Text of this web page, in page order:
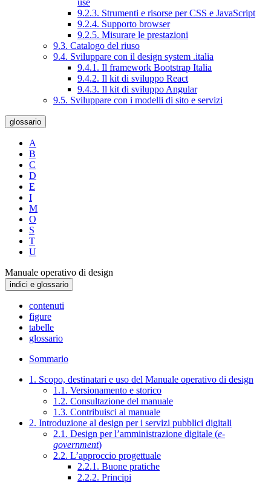
use
9.2.3. Strumenti e risorse per CSS e JavaScript
9.2.4. Supporto browser
9.2.5. Misurare le prestazioni
9.3. Catalogo del riuso
9.4. Sviluppare con il design system .italia
9.4.1. Il framework Bootstrap Italia
9.4.2. Il kit di sviluppo React
9.4.3. Il kit di sviluppo Angular
9.5. Sviluppare con i modelli di sito e servizi
glossario
A
B
C
D
E
I
M
O
S
T
U
Manuale operativo di design
indici e glossario
contenuti
figure
tabelle
glossario
Sommario
1. Scopo, destinatari e uso del Manuale operativo di design
1.1. Versionamento e storico
1.2. Consultazione del manuale
1.3. Contribuisci al manuale
2. Introduzione al design per i servizi pubblici digitali
2.1. Design per l’amministrazione digitale (e-
government)
2.2. L’approccio progettuale
2.2.1. Buone pratiche
2.2.2. Principi